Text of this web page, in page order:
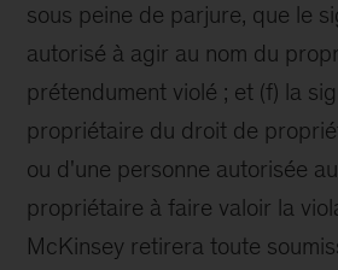
sous peine de parjure, que le
autorisé à agir au nom du
prétendument violé ; et (f) la
propriétaire du droit de
ou d'une personne autorisée
propriétaire à faire valoir la
McKinsey retirera toute